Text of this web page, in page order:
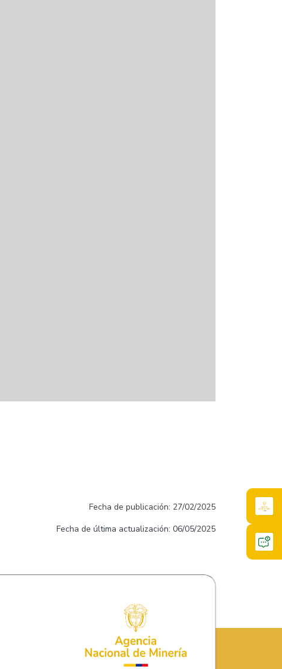
Fecha de publicación: 27/02/2025
Fecha de última actualización: 06/05/2025